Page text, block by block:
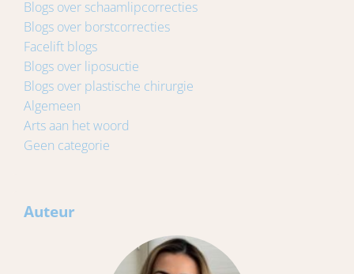
Blogs over schaamlipcorrecties
Blogs over borstcorrecties
Facelift blogs
Blogs over liposuctie
Blogs over plastische chirurgie
Algemeen
Arts aan het woord
Geen categorie
Auteur